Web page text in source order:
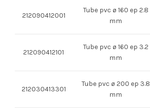
212090412001
Tube pvc ø 160 ep 2.8
mm
212090412101
Tube pvc ø 160 ep 3.2
mm
212030413301
Tube pvc ø 200 ep 3.8
mm